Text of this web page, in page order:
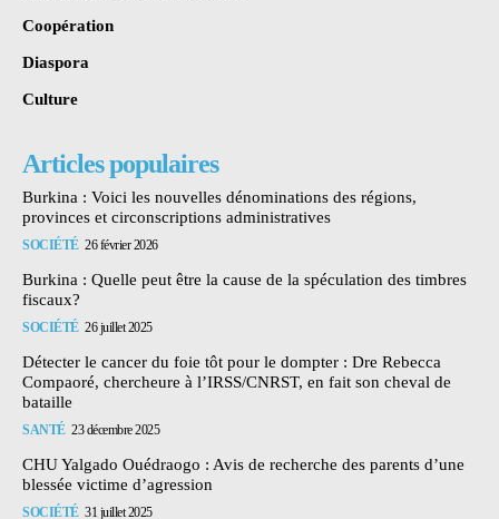
Coopération
Diaspora
Culture
Articles populaires
Burkina : Voici les nouvelles dénominations des régions,
provinces et circonscriptions administratives
SOCIÉTÉ 26 février 2026
Burkina : Quelle peut être la cause de la spéculation des timbres
fiscaux?
SOCIÉTÉ 26 juillet 2025
Détecter le cancer du foie tôt pour le dompter : Dre Rebecca
Compaoré, chercheure à l’IRSS/CNRST, en fait son cheval de
bataille
SANTÉ 23 décembre 2025
CHU Yalgado Ouédraogo : Avis de recherche des parents d’une
blessée victime d’agression
SOCIÉTÉ 31 juillet 2025